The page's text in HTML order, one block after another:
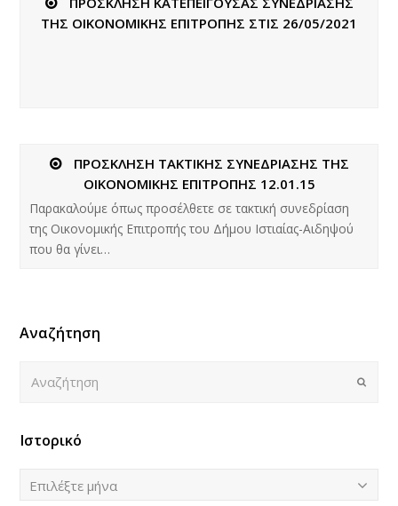
ΤΗΣ ΟΙΚΟΝΟΜΙΚΗΣ ΕΠΙΤΡΟΠΗΣ ΣΤΙΣ 26/05/2021
ΠΡΟΣΚΛΗΣΗ ΤΑΚΤΙΚΗΣ ΣΥΝΕΔΡΙΑΣΗΣ ΤΗΣ
ΟΙΚΟΝΟΜΙΚΗΣ ΕΠΙΤΡΟΠΗΣ 12.01.15
Παρακαλούμε όπως προσέλθετε σε τακτική συνεδρίαση
της Οικονομικής Επιτροπής του Δήμου Ιστιαίας-Αιδηψού
που θα γίνει…
Αναζήτηση
Submit
Ιστορικό
Ιστορικό
Επιλέξτε μήνα